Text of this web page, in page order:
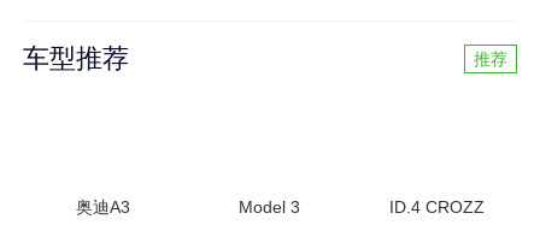
车型推荐 推荐
奥迪A3 Model 3 ID.4 CROZZ